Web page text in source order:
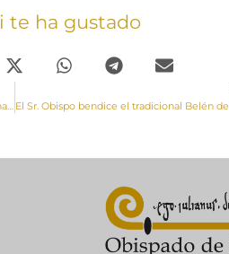
te ha gustado
Cuenca es la sexta provincia de España donde más se ha incrementado el número de declaraciones de la Renta a favor de la Iglesia